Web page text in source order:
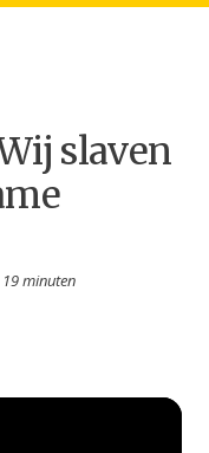
slaven
19 minuten